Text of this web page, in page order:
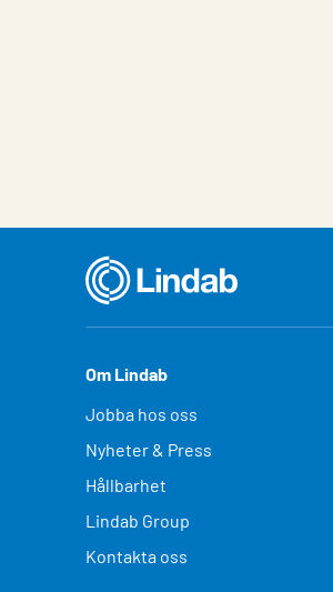
Om Lindab
Jobba hos oss
Nyheter & Press
Hållbarhet
Lindab Group
Kontakta oss